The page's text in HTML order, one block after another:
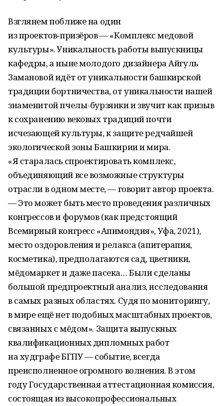
Взглянем поближе на один
из проектов‑призёров — «Комплекс медовой
культуры». Уникальность работы выпускницы
кафедры, а ныне молодого дизайнера Айгуль
Замановой идёт от уникальности башкирской
традиции бортничества, от уникальности нашей
знаменитой пчелы-бурзянки и звучит как призыв
к сохранению вековых традиций почти
исчезающей культуры, к защите редчайшей
экологической зоны Башкирии и мира.
«Я старалась спроектировать комплекс,
объединяющий все возможные структуры
отрасли в одном месте, — говорит автор проекта.
— Это может быть место проведения различных
конгрессов и форумов (как предстоящий
Всемирный конгресс «Апимондия», Уфа, 2021),
место оздоровления и релакса (апитерапия,
косметика), предполагаются сад, цветники,
мёдомаркет и даже пасека… Были сделаны
большой предпроектный анализ, исследования
в самых разных областях. Судя по мониторингу,
в мире ещё нет подобных масштабных проектов,
связанных с мёдом». Защита выпускных
квалификационных дипломных работ
на худграфе БГПУ — событие, всегда
преисполненное огромного волнения. В этом
году Государственная аттестационная комиссия,
состоящая из высокопрофессиональных